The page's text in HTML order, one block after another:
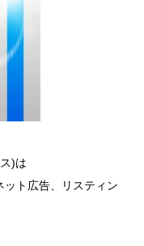
)は
ト広告、リスティン